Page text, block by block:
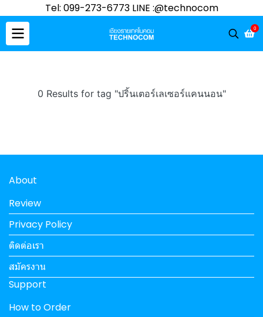
Tel: 099-273-6773 LINE :@technocom
0
0 Results for tag "ปริ้นเตอร์เลเซอร์แคนนอน"
About
Review
Privacy Policy
ติดต่อเรา
สมัครงาน
Support
How to Order